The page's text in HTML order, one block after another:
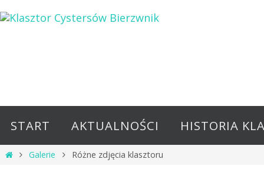
START AKTUALNOŚCI HISTORIA
Galerie Różne zdjęcia klasztoru